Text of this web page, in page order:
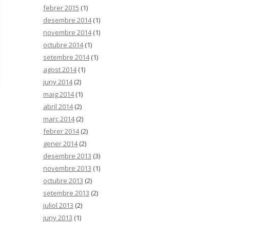
febrer 2015 (1)
desembre 2014(1)
novembre 2014(1)
octubre 2014(1)
setembre 2014(1)
agost 2014(1)
juny 2014(2)
maig 2014(1)
abril 2014(2)
març 2014(2)
febrer 2014(2)
gener 2014(2)
desembre 2013 (3)
novembre 2013 (1)
octubre 2013 (2)
setembre 2013 (2)
juliol 2013 (2)
juny 2013 (1)